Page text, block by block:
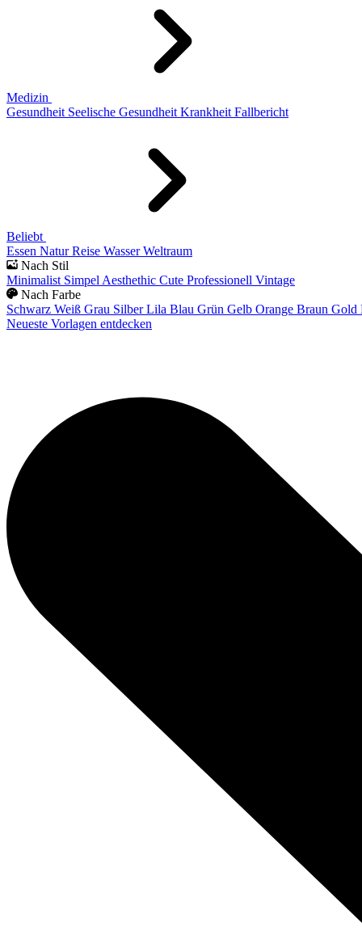
Medizin
Gesundheit Seelische Gesundheit Krankheit Fallbericht
Beliebt
Essen Natur Reise Wasser Weltraum
Nach Stil
Minimalist Simpel Aesthethic Cute Professionell Vintage
Nach Farbe
Schwarz Weiß Grau Silber Lila Blau Grün Gelb Orange Braun Gold
Neueste Vorlagen entdecken